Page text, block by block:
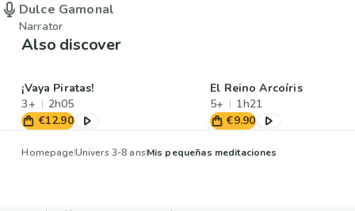
Dulce Gamonal
Narrator
Also discover
¡Vaya Piratas!
3+
2h05
€12.90
El Reino Arcoíris
5+
1h21
€9.90
HomepageUnivers 3-8 ansMis pequeñas meditaciones